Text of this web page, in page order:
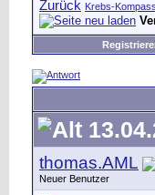
Krebs-
thomas.AML
Neuer Benutzer